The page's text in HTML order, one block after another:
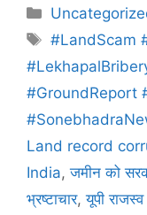
#LandScam
#GroundReport
Land record
India,जमीन को
भ्रष्टाचार,यूपी राजस्व